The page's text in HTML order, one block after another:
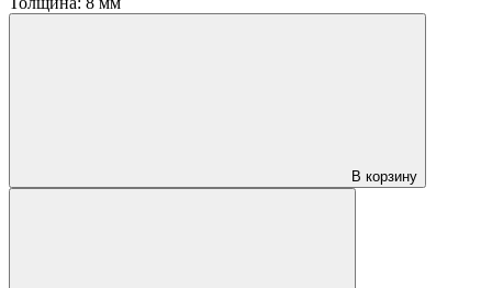
В корзину